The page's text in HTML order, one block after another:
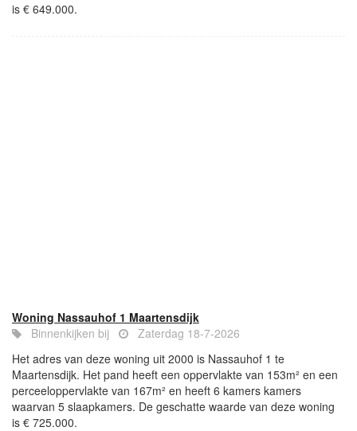
is € 649.000.
Woning Nassauhof 1 Maartensdijk
Binnenkijken bij
Zaterdag 18-7-2026
Het adres van deze woning uit 2000 is Nassauhof 1 te
Maartensdijk. Het pand heeft een oppervlakte van 153m² en een
perceeloppervlakte van 167m² en heeft 6 kamers kamers
waarvan 5 slaapkamers. De geschatte waarde van deze woning
is € 725.000.